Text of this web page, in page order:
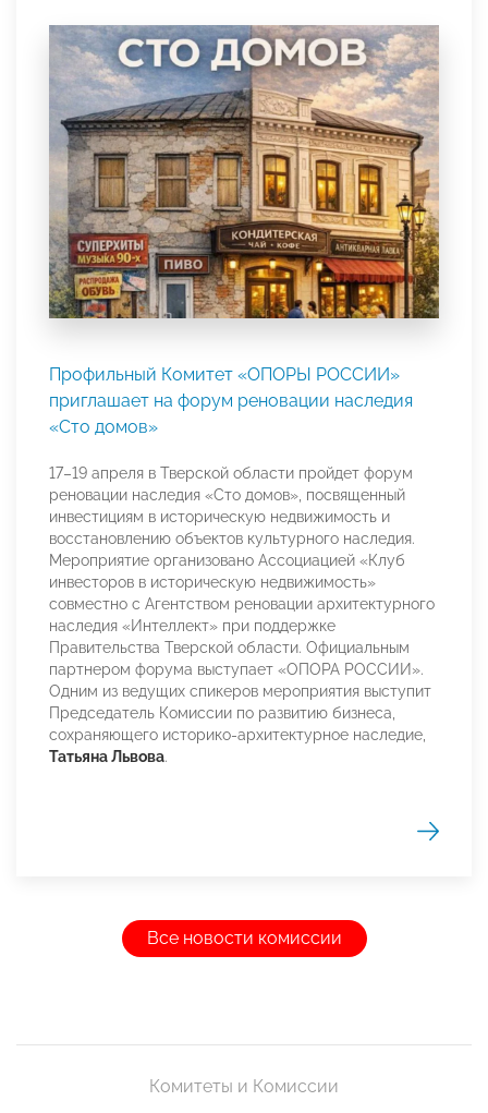
Профильный Комитет «ОПОРЫ РОССИИ»
приглашает на форум реновации наследия
«Сто домов»
17–19 апреля в Тверской области пройдет форум
реновации наследия «Сто домов», посвященный
инвестициям в историческую недвижимость и
восстановлению объектов культурного наследия.
Мероприятие организовано Ассоциацией «Клуб
инвесторов в историческую недвижимость»
совместно с Агентством реновации архитектурного
наследия «Интеллект» при поддержке
Правительства Тверской области. Официальным
партнером форума выступает «ОПОРА РОССИИ».
Одним из ведущих спикеров мероприятия выступит
Председатель Комиссии по развитию бизнеса,
сохраняющего историко-архитектурное наследие,
Татьяна Львова.
Все новости комиссии
Комитеты и Комиссии